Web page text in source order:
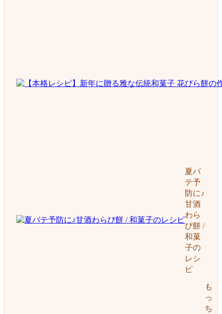
夏バ
テ予
防に♪
甘酒
わら
び餅 /
和菓
子の
レシ
ピ
も
っ
ち